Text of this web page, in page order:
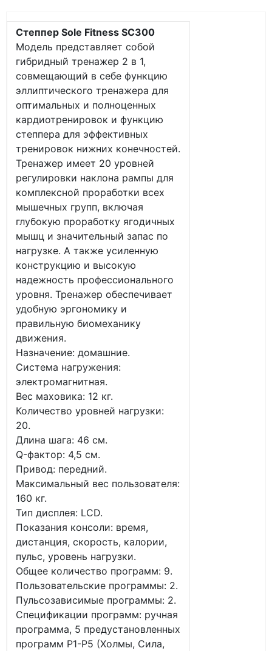
Степпер Sole Fitness SC300
Модель представляет собой
гибридный тренажер 2 в 1,
совмещающий в себе функцию
эллиптического тренажера для
оптимальных и полноценных
кардиотренировок и функцию
степпера для эффективных
тренировок нижних конечностей.
Тренажер имеет 20 уровней
регулировки наклона рампы для
комплексной проработки всех
мышечных групп, включая
глубокую проработку ягодичных
мышц и значительный запас по
нагрузке. А также усиленную
конструкцию и высокую
надежность профессионального
уровня. Тренажер обеспечивает
удобную эргономику и
правильную биомеханику
движения.
Назначение: домашние.
Система нагружения:
электромагнитная.
Вес маховика: 12 кг.
Количество уровней нагрузки:
20.
Длина шага: 46 см.
Q-фактор: 4,5 см.
Привод: передний.
Максимальный вес пользователя:
160 кг.
Тип дисплея: LCD.
Показания консоли: время,
дистанция, скорость, калории,
пульс, уровень нагрузки.
Общее количество программ: 9.
Пользовательские программы: 2.
Пульсозависимые программы: 2.
Спецификации программ: ручная
программа, 5 предустановленных
программ P1-P5 (Холмы, Сила,